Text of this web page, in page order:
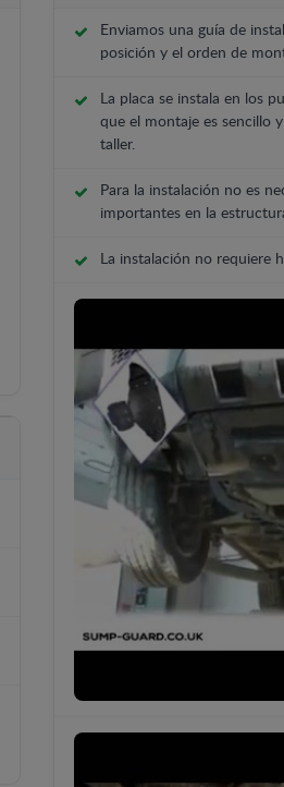
Enviamos una guía de
posición y el orden de
La placa se instala en los
que el montaje es sencillo
taller.
Para la instalación no es
importantes en la
La instalación no requiere